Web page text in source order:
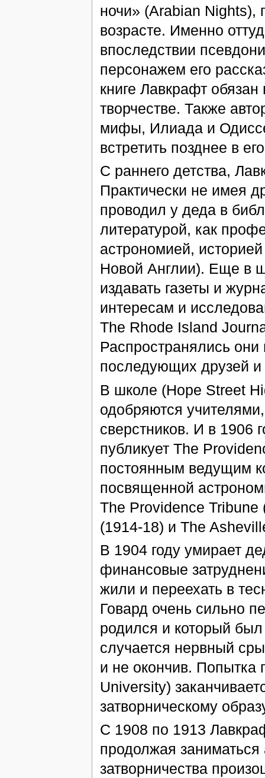
ночи» (Arabian Nights),
возрасте. Именно
впоследствии
персонажем его
книге Лавкрафт
творчестве. Также
мифы, Илиада и
встретить позднее в
С раннего детства,
Практически не имея
проводил у деда в
литературой, как
астрономией,
Новой Англии). Еще в
издавать газеты и
интересам и
The Rhode Island
Распространялись
последующих друзей и
В школе (Hope Street
одобряются
сверстников. И в 1906
публикует The
постоянным ведущим
посвященной
The Providence
(1914-18) и The
В 1904 году умирает
финансовые
жили и переехать в
Говард очень сильно
родился и который
случается нервный
и не окончив. Попытка
University)
затворническому
С 1908 по 1913
продолжая
затворничества